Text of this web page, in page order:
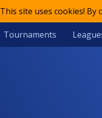
This site uses cookies!
Tournaments